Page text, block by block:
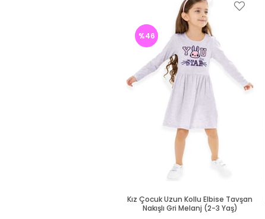
Kız Çocuk Uzun Kollu Elbise Tavşan
Nakışlı Gri Melanj (2-3 Yaş)
%46